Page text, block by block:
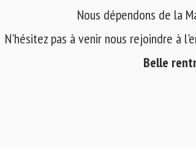
Nous dépendons de la
N'hésitez pas à venir nous rejoindre à
Belle